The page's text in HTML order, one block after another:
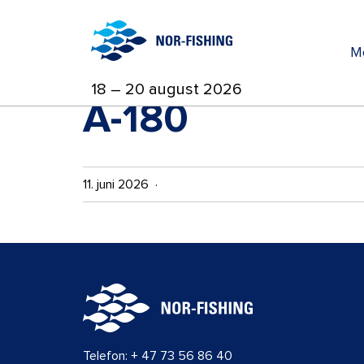
18 – 20 august 2026
A-180
11. juni 2026 ·
Telefon: + 47 73 56 86 40